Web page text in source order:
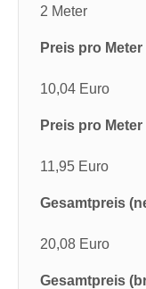
2 Meter
Preis pro
10,04 Euro
Preis pro
11,95 Euro
Gesamtpreis
20,08 Euro
Gesamtpreis